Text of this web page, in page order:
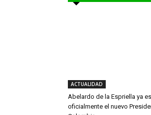
ACTUALIDAD
Abelardo de la Espriella ya es
oficialmente el nuevo